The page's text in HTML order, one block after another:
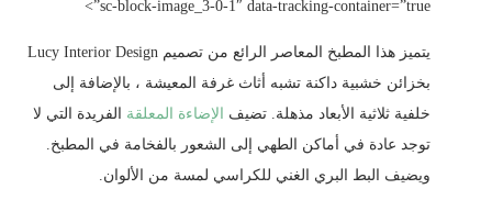
sc-block-image_3-0-1″ data-tracking-container=”true”>
يتميز هذا المطبخ المعاصر الرائع من تصميم Lucy Interior Design
بخزائن خشبية داكنة تشبه أثاث غرفة المعيشة ، بالإضافة إلى
خلفية ثلاثية الأبعاد مذهلة. تضيف
الإضاءة المعلقة الفريدة التي لا
توجد عادة في أماكن الطهي إلى الشعور بالفخامة في المطبخ.
ويضيف البط البري الغني للكراسي لمسة من الألوان.